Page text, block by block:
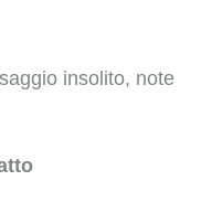
insolito, note